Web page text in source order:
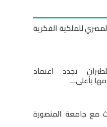
للملكية الفكرية
تجدد اعتماد
مع جامعة المنصورة